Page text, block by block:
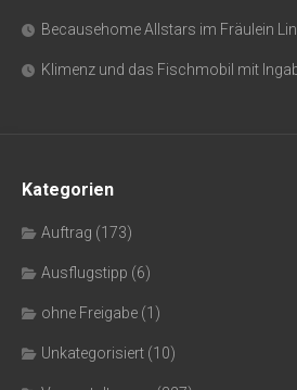
Becausehome Allstars im Fräulein
Klimenz und das Fischmobil mit
Kategorien
Auftrag (173)
Ausflugstipp (6)
ohne Freigabe (1)
Unkategorisiert (10)